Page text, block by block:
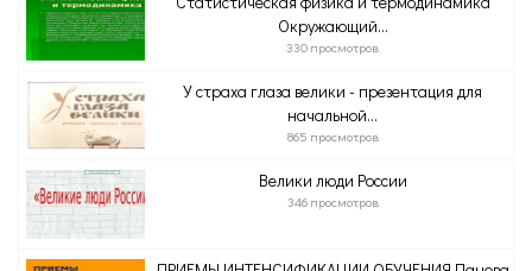
Окружающий...
330 просмотров
У страха глаза велики - презентация для
начальной...
865 просмотров
Велики люди России
346 просмотров